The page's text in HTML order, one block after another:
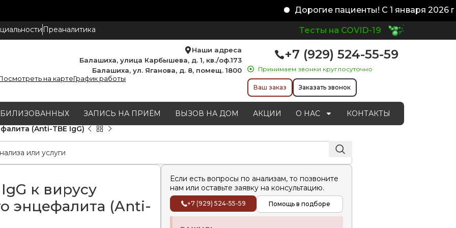
Дорогие пациенты! С 1 января 2026
Преаналитика Тесты на COVID-19
Наши адреса
Балашиха, улица Карбышева, д. 1, кв./оф.173
Балашиха, ул. Яганова, д. 8, помещ. 1800
на картеГрафик работы
+7 (929) 524-55-59
Принимаем звонки круглосуточно
Ваш заказ Заказать звонок
ЗАПИСЬ НА ПРИЁМ ВЫЗОВ НА ДОМ АКЦИИ О НАС
КОНТАКТЫ
(Anti-TBE IgG)
к вирусу
энцефалита (Anti-
Если есть вопросы по анализам, то позвоните
нам или оставьте заявку на консультацию.
+7 (929) 524-55-59 Помощь в подборе